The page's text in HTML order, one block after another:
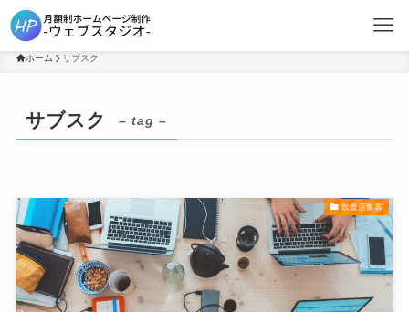
ホーム サブスク
サブスク – tag –
飲食店集客